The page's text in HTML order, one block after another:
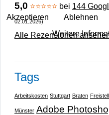
5,0 ⭐⭐⭐⭐⭐ bei 144
02.01.2026)
Alle Rezensionen
Tags
Arbeitskosten Stuttgart Braten
Münster Adobe
Akzeptieren
Ablehnen
Weitere